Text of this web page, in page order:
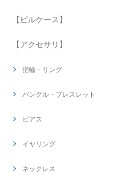
【ピルケース】
【アクセサリ】
指輪・リング
バングル・ブレスレット
ピアス
イヤリング
ネックレス